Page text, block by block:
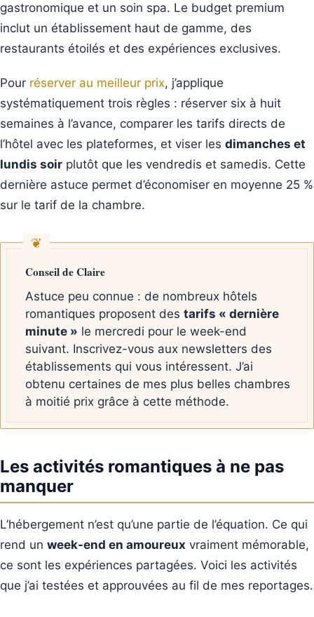
gastronomique et un soin spa. Le budget premium
inclut un établissement haut de gamme, des
restaurants étoilés et des expériences exclusives.
Pour réserver au meilleur prix, j’applique
systématiquement trois règles : réserver six à huit
semaines à l’avance, comparer les tarifs directs de
l’hôtel avec les plateformes, et viser les dimanches et
lundis soir plutôt que les vendredis et samedis. Cette
dernière astuce permet d’économiser en moyenne 25 %
sur le tarif de la chambre.
Conseil de Claire
Astuce peu connue : de nombreux hôtels
romantiques proposent destarifs « dernière
minute » le mercredi pour le week-end
suivant. Inscrivez-vous aux newsletters des
établissements qui vous intéressent. J’ai
obtenu certaines de mes plus belles chambres
à moitié prix grâce à cette méthode.
Les activités romantiques à ne pas
manquer
L’hébergement n’est qu’une partie de l’équation. Ce qui
rend un week-end en amoureux vraiment mémorable,
ce sont les expériences partagées. Voici les activités
que j’ai testées et approuvées au fil de mes reportages.